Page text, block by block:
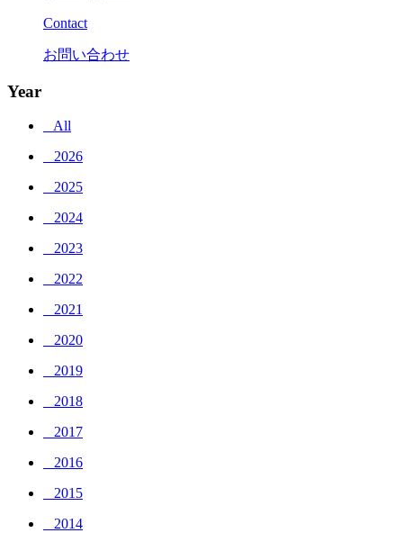
Contact
お問い合わせ
Year
_ All
_ 2026
_ 2025
_ 2024
_ 2023
_ 2022
_ 2021
_ 2020
_ 2019
_ 2018
_ 2017
_ 2016
_ 2015
_ 2014